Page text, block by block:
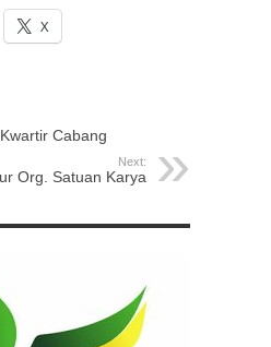
X
Cabang
Next:
Org. Satuan Karya